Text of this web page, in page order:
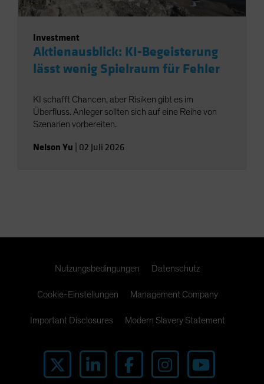
Investment
Aktienausblick: KI-Begeisterung
lässt wenig Spielraum für Fehler
KI schafft Chancen, aber Risiken gibt es im
Überfluss. Anleger sollten sich auf eine Reihe von
Szenarien vorbereiten.
Nelson Yu 02 Juli 2026
Nutzungsbedingungen Datenschutz
Cookie-Einstellungen Management Company
Important Disclosures Modern Slavery Statement